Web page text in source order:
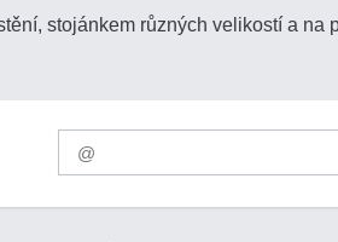
stojánkem různých velikostí a na
Pro
odběr
našich
novinek